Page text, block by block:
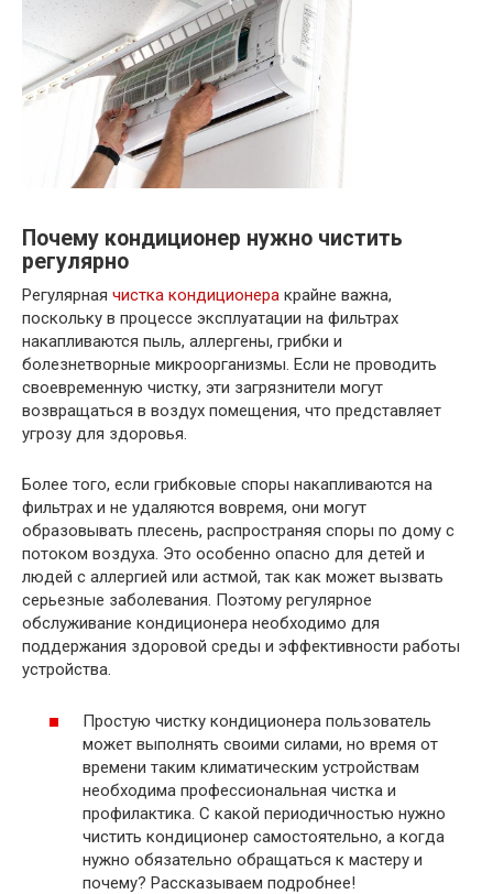
Почему кондиционер нужно чистить
регулярно
Регулярная чистка кондиционера крайне важна,
поскольку в процессе эксплуатации на фильтрах
накапливаются пыль, аллергены, грибки и
болезнетворные микроорганизмы. Если не проводить
своевременную чистку, эти загрязнители могут
возвращаться в воздух помещения, что представляет
угрозу для здоровья.
Более того, если грибковые споры накапливаются на
фильтрах и не удаляются вовремя, они могут
образовывать плесень, распространяя споры по дому с
потоком воздуха. Это особенно опасно для детей и
людей с аллергией или астмой, так как может вызвать
серьезные заболевания. Поэтому регулярное
обслуживание кондиционера необходимо для
поддержания здоровой среды и эффективности работы
устройства.
Простую чистку кондиционера пользователь
может выполнять своими силами, но время от
времени таким климатическим устройствам
необходима профессиональная чистка и
профилактика. С какой периодичностью нужно
чистить кондиционер самостоятельно, а когда
нужно обязательно обращаться к мастеру и
почему? Рассказываем подробнее!